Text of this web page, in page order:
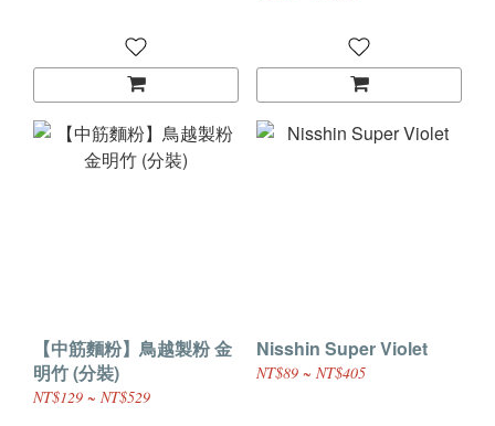
【中筋麵粉】鳥越製粉 金
明竹 (分裝)
NT$129 ~ NT$529
Nisshin Super Violet
NT$89 ~ NT$405